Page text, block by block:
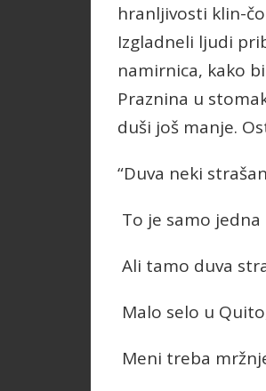
hranljivosti klin-
Izgladneli ljudi
namirnica, kako
Praznina u
duši još manje.
“Duva neki
To je samo
Ali tamo duva
Malo selo u
Meni treba